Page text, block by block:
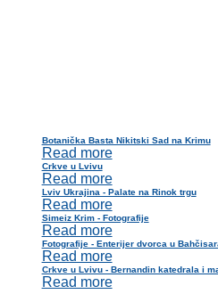
Botanička Basta Nikitski Sad na Krimu
Read more
Crkve u Lvivu
Read more
Lviv Ukrajina - Palate na Rinok trgu
Read more
Simeiz Krim - Fotografije
Read more
Fotografije - Enterijer dvorca u
Read more
Crkve u Lvivu - Bernandin katedrala i
Read more